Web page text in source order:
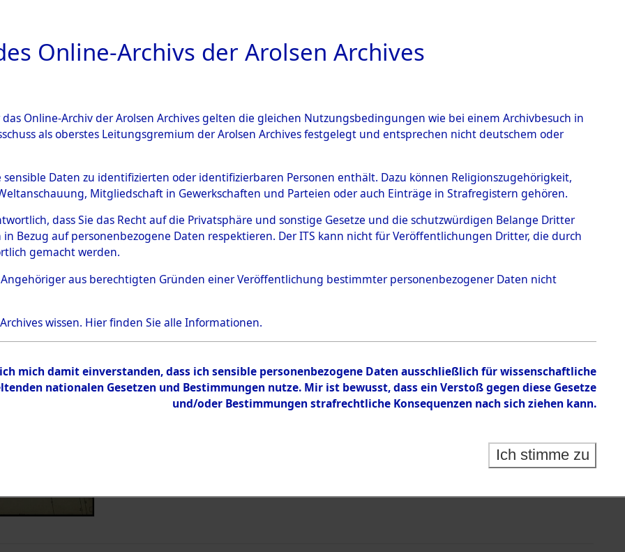
ARCHIVALE ÜBERSICHT BILD
→Kreis Rendsburg→0019 (101105729)
0019 (101105729)
Übergeordnetes
Schleswig-Holstein
Inhalt
Zur Übersicht
Online-Archivs der Arolsen Archives
Online-Archiv der Arolsen Archives gelten die gleichen Nutzungsbedingungen wie bei einem Archivbesuch in
als oberstes Leitungsgremium der Arolsen Archives festgelegt und entsprechen nicht deutschem oder
sensible Daten zu identifizierten oder identifizierbaren Personen enthält. Dazu können Religionszugehörigkeit,
Mitgliedschaft in Gewerkschaften und Parteien oder auch Einträge in Strafregistern gehören.
dass Sie das Recht auf die Privatsphäre und sonstige Gesetze und die schutzwürdigen Belange Dritter
Bezug auf personenbezogene Daten respektieren. Der ITS kann nicht für Veröffentlichungen Dritter, die durch
gemacht werden.
Angehöriger aus berechtigten Gründen einer Veröffentlichung bestimmter personenbezogener Daten nicht
wissen. Hierfinden Sie alle Informationen.
mich damit einverstanden, dass ich sensible personenbezogene Daten ausschließlich für wissenschaftliche
nationalen Gesetzen und Bestimmungen nutze. Mir ist bewusst, dass ein Verstoß gegen diese Gesetze
und/oder Bestimmungen strafrechtliche Konsequenzen nach sich ziehen kann.
Ich stimme zu